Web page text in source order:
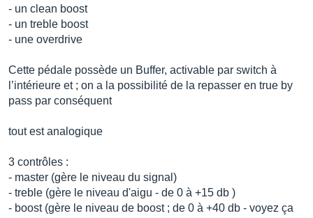
- un clean boost
- un treble boost
- une overdrive
Cette pédale possède un Buffer, activable par switch à
l’intérieure et ; on a la possibilité de la repasser en true by
pass par conséquent
tout est analogique
3 contrôles :
- master (gère le niveau du signal)
- treble (gère le niveau d'aigu - de 0 à +15 db )
- boost (gère le niveau de boost ; de 0 à +40 db - voyez ça